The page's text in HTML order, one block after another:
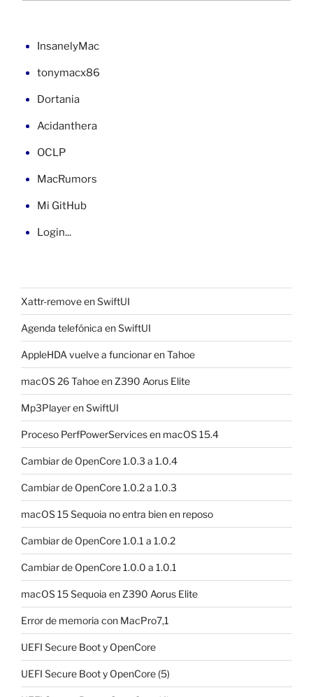
InsanelyMac
tonymacx86
Dortania
Acidanthera
OCLP
MacRumors
Mi GitHub
Login...
Xattr-remove en SwiftUI
Agenda telefónica en SwiftUI
AppleHDA vuelve a funcionar en Tahoe
macOS 26 Tahoe en Z390 Aorus Elite
Mp3Player en SwiftUI
Proceso PerfPowerServices en macOS 15.4
Cambiar de OpenCore 1.0.3 a 1.0.4
Cambiar de OpenCore 1.0.2 a 1.0.3
macOS 15 Sequoia no entra bien en reposo
Cambiar de OpenCore 1.0.1 a 1.0.2
Cambiar de OpenCore 1.0.0 a 1.0.1
macOS 15 Sequoia en Z390 Aorus Elite
Error de memoria con MacPro7,1
UEFI Secure Boot y OpenCore
UEFI Secure Boot y OpenCore (5)